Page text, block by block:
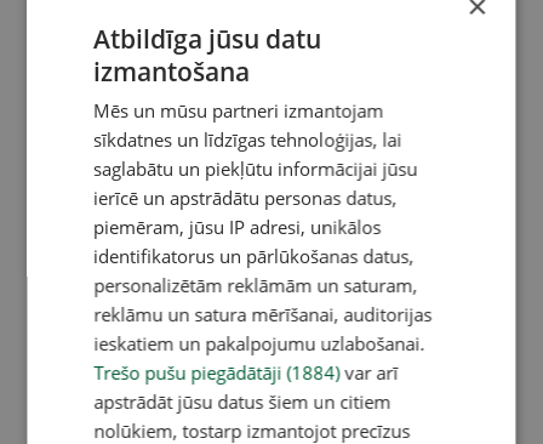
Atbildīga jūsu datu
izmantošana
Mēs un mūsu partneri izmantojam
sīkdatnes un līdzīgas tehnoloģijas, lai
saglabātu un piekļūtu informācijai jūsu
ierīcē un apstrādātu personas datus,
piemēram, jūsu IP adresi, unikālos
identifikatorus un pārlūkošanas datus,
personalizētām reklāmām un saturam,
reklāmu un satura mērīšanai, auditorijas
ieskatiem un pakalpojumu uzlabošanai.
Trešo pušu piegādātāji (1884)var arī
apstrādāt jūsu datus šiem un citiem
nolūkiem, tostarp izmantojot precīzus